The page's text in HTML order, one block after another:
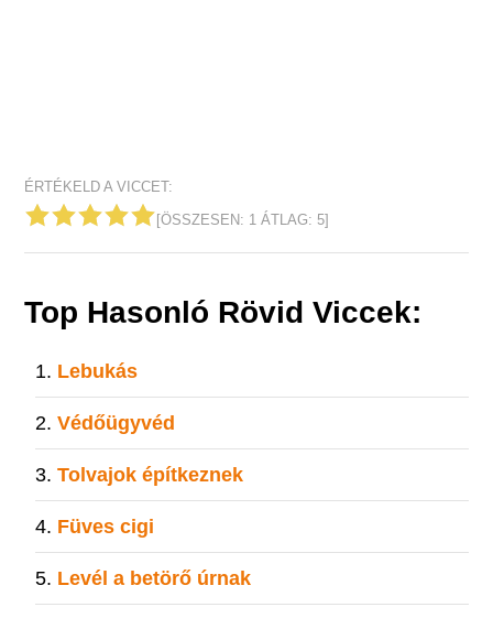
ÉRTÉKELD A VICCET:
[ÖSSZESEN: 1 ÁTLAG:5]
Top Hasonló Rövid Viccek:
Lebukás
Védőügyvéd
Tolvajok építkeznek
Füves cigi
Levél a betörő úrnak